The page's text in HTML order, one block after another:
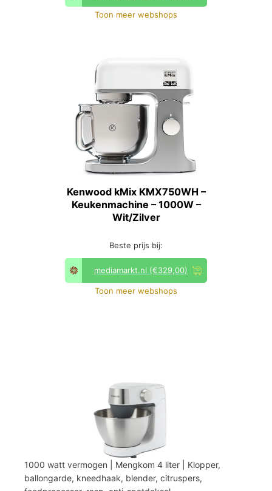
Toon meer webshops
Kenwood kMix KMX750WH –
Keukenmachine – 1000W –
Wit/Zilver
Beste prijs bij:
mediamarkt.nl (€329,00)
Toon meer webshops
1000 watt vermogen | Mengkom 4 liter | Klopper,
ballongarde, kneedhaak, blender, citruspers,